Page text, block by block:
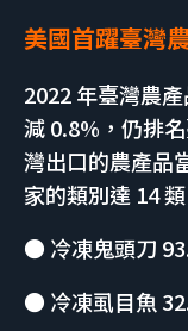
美國首躍臺灣
2022 年臺灣農
減 0.8%，仍排
灣出口的農產品
家的類別達 14
● 冷凍鬼頭刀
● 冷凍虱目魚